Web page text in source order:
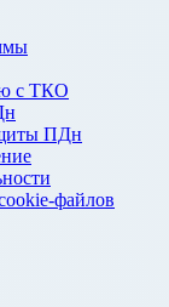
с ТКО
ПДн
файлов